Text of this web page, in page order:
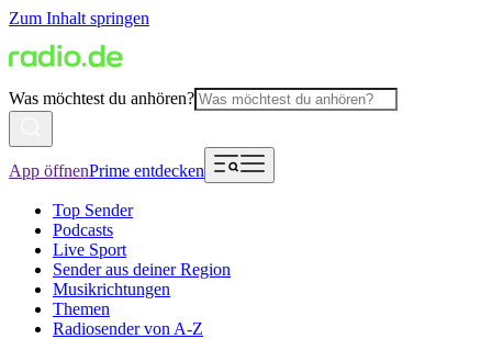
Zum Inhalt springen
Was möchtest du anhören?
App öffnenPrime entdecken
Top Sender
Podcasts
Live Sport
Sender aus deiner Region
Musikrichtungen
Themen
Radiosender von A-Z